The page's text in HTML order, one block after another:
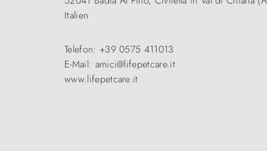
Italien
Telefon: +39 0575 411013
E-Mail: amici@lifepetcare.it
www.lifepetcare.it